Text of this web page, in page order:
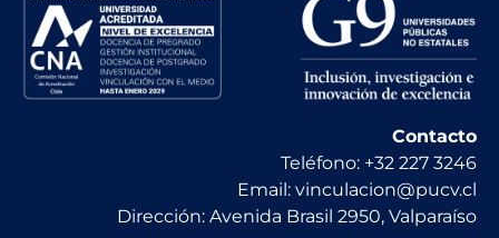
Contacto
Teléfono: +32 227 3246
Email: vinculacion@pucv.cl
Dirección: Avenida Brasil 2950, Valparaíso